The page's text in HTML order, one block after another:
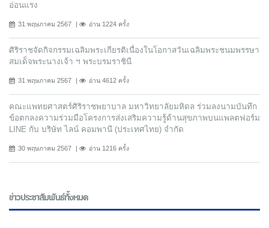
อ่อนแรง
31 พฤษภาคม 2567 อ่าน 1224 ครั้ง
ศิริราชจัดกิจกรรมเฉลิมพระเกียรติเนื่องในโอกาสวันเฉลิมพระชนมพรรษา
สมเด็จพระนางเจ้า ฯ พระบรมราชินี
31 พฤษภาคม 2567 อ่าน 4612 ครั้ง
คณะแพทยศาสตร์ศิริราชพยาบาล มหาวิทยาลัยมหิดล ร่วมลงนามบันทึก
ข้อตกลงความร่วมมือโครงการส่งเสริมความรู้ด้านสุขภาพบนแพลตฟอร์ม
LINE กับ บริษัท ไลน์ คอมพานี (ประเทศไทย) จํากัด
30 พฤษภาคม 2567 อ่าน 1216 ครั้ง
ข่าวประชาสัมพันธ์ทั้งหมด